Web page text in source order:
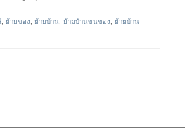
, ย้ายของ, ย้ายบ้าน, ย้ายบ้านขนของ, ย้ายบ้าน